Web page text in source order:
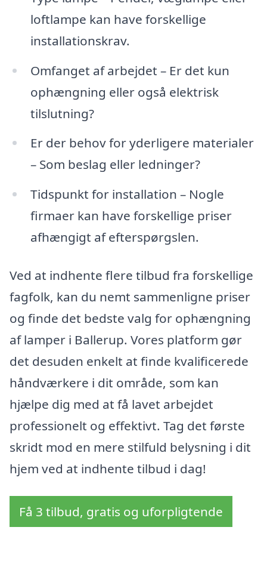
loftlampe kan have forskellige
installationskrav.
Omfanget af arbejdet – Er det kun
ophængning eller også elektrisk
tilslutning?
Er der behov for yderligere materialer
– Som beslag eller ledninger?
Tidspunkt for installation – Nogle
firmaer kan have forskellige priser
afhængigt af efterspørgslen.
Ved at indhente flere tilbud fra forskellige
fagfolk, kan du nemt sammenligne priser
og finde det bedste valg for ophængning
af lamper i Ballerup. Vores platform gør
det desuden enkelt at finde kvalificerede
håndværkere i dit område, som kan
hjælpe dig med at få lavet arbejdet
professionelt og effektivt. Tag det første
skridt mod en mere stilfuld belysning i dit
hjem ved at indhente tilbud i dag!
Få 3 tilbud, gratis og uforpligtende